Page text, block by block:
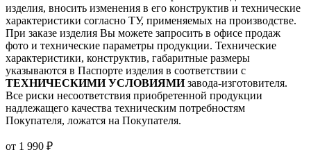
изделия, вносить изменения в его конструктив и технические
характеристики согласно ТУ, применяемых на производстве.
При заказе изделия Вы можете запросить в офисе продаж
фото и технические параметры продукции. Технические
характеристики, конструктив, габаритные размеры
указываются в Паспорте изделия в соответствии с
ТЕХНИЧЕСКИМИ УСЛОВИЯМИзавода-изготовителя.
Все риски несоответствия приобретенной продукции
надлежащего качества техническим потребностям
Покупателя, ложатся на Покупателя.
от 1 990 ₽